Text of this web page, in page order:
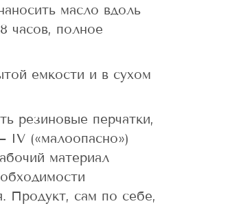
масло вдоль
часов, полное
емкости и в сухом
резиновые перчатки,
IV («малоопасно»)
материал
Продукт, сам по себе,